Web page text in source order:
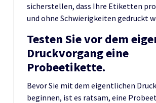
sicherstellen, dass Ihre Etiketten
und ohne Schwierigkeiten gedruckt
Testen Sie vor dem
Druckvorgang eine
Probeetikette.
Bevor Sie mit dem eigentlichen
beginnen, ist es ratsam, eine